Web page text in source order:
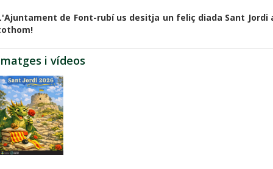
de Font-rubí us desitja un feliç diada Sant Jordi
i vídeos